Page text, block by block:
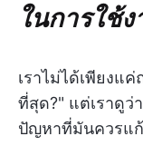
ในการใช้
เราไม่ได้เพียงแ
ที่สุด?" แต่เราดูว่
ปัญหาที่มันควรแก้